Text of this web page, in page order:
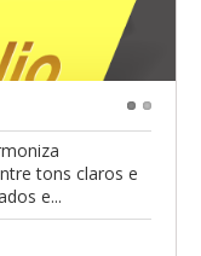
tons claros e
e...